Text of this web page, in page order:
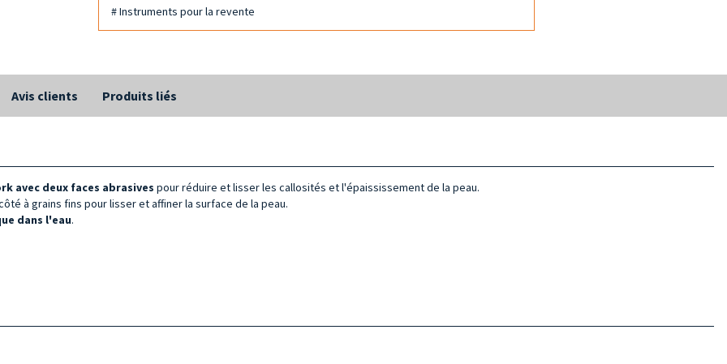
# Instruments pour la revente
Avis clients Produits liés
avec deux faces abrasives pour réduire et lisser les callosités et l'épaississement de la peau.
à grains fins pour lisser et affiner la surface de la peau.
dans l'eau.